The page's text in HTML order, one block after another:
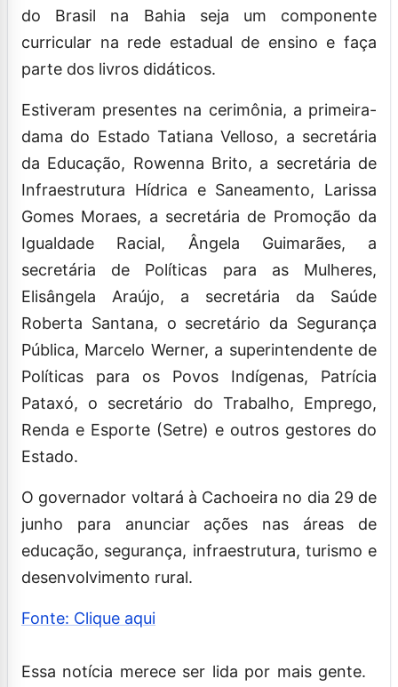
do Brasil na Bahia seja um componente
curricular na rede estadual de ensino e faça
parte dos livros didáticos.
Estiveram presentes na cerimônia, a primeira-
dama do Estado Tatiana Velloso, a secretária
da Educação, Rowenna Brito, a secretária de
Infraestrutura Hídrica e Saneamento, Larissa
Gomes Moraes, a secretária de Promoção da
Igualdade Racial, Ângela Guimarães, a
secretária de Políticas para as Mulheres,
Elisângela Araújo, a secretária da Saúde
Roberta Santana, o secretário da Segurança
Pública, Marcelo Werner, a superintendente de
Políticas para os Povos Indígenas, Patrícia
Pataxó, o secretário do Trabalho, Emprego,
Renda e Esporte (Setre) e outros gestores do
Estado.
O governador voltará à Cachoeira no dia 29 de
junho para anunciar ações nas áreas de
educação, segurança, infraestrutura, turismo e
desenvolvimento rural.
Fonte: Clique aqui
Essa notícia merece ser lida por mais gente.